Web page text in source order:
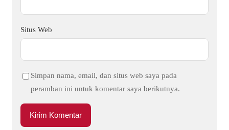
Situs Web
Simpan nama, email, dan situs web saya pada
peramban ini untuk komentar saya berikutnya.